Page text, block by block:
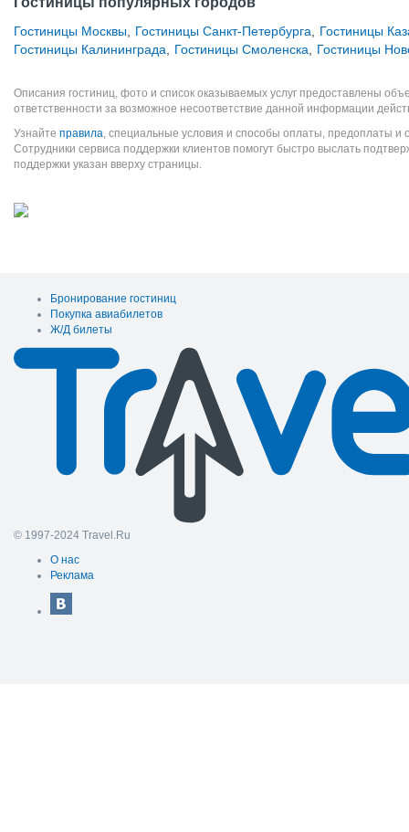
Гостиницы Москвы Гостиницы Санкт-Петербурга
Гостиницы
Гостиницы Калининграда
Гостиницы Смоленска Гостиницы
Описания гостиниц, фото и список оказываемых услуг предоставлены
ответственности за возможное несоответствие данной информации
Узнайте правила, специальные условия и способы оплаты, предоплаты и
Сотрудники сервиса поддержки клиентов помогут быстро выслать
поддержки указан вверху страницы.
Бронирование гостиниц
Покупка авиабилетов
Ж/Д билеты
© 1997-2024 Travel.Ru
О нас
Реклама